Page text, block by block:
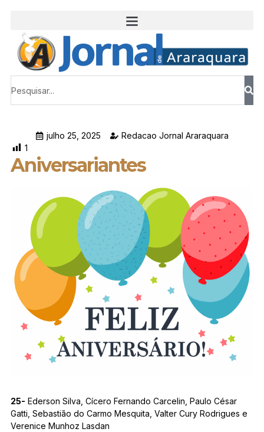
julho 25, 2025
Redacao Jornal Araraquara
1
Aniversariantes
25- Ederson Silva, Cícero Fernando Carcelin, Paulo César
Gatti, Sebastião do Carmo Mesquita, Valter Cury Rodrigues e
Verenice Munhoz Lasdan